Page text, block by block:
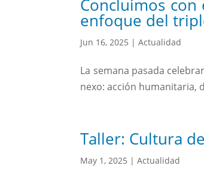
Concluimos con
enfoque del
Jun 16, 2025 |Actualidad
La semana pasada
nexo: acción humanitaria,
Taller: Cultura
May 1, 2025 |Actualidad